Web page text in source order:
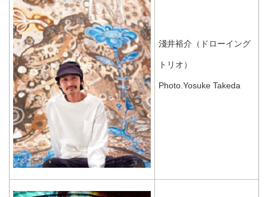
淺井裕介（ドローイング
トリオ）
Photo.Yosuke Takeda